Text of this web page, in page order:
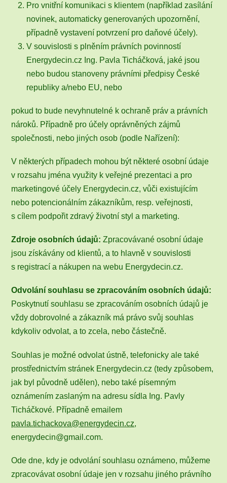
Pro vnitřní komunikaci s klientem (například zasílání
novinek, automaticky generovaných upozornění,
případně vystavení potvrzení pro daňové účely).
V souvislosti s plněním právních povinností
Energydecin.cz Ing. Pavla Ticháčková, jaké jsou
nebo budou stanoveny právními předpisy České
republiky a/nebo EU, nebo
pokud to bude nevyhnutelné k ochraně práv a právních
nároků. Případně pro účely oprávněných zájmů
společnosti, nebo jiných osob (podle Nařízení):
V některých případech mohou být některé osobní údaje
v rozsahu jména využity k veřejné prezentaci a pro
marketingové účely Energydecin.cz, vůči existujícím
nebo potencionálním zákazníkům, resp. veřejnosti,
s cílem podpořit zdravý životní styl a marketing.
Zdroje osobních údajů: Zpracovávané osobní údaje
jsou získávány od klientů, a to hlavně v souvislosti
s registrací a nákupen na webu Energydecin.cz.
Odvolání souhlasu se zpracováním osobních údajů:
Poskytnutí souhlasu se zpracováním osobních údajů je
vždy dobrovolné a zákazník má právo svůj souhlas
kdykoliv odvolat, a to zcela, nebo částečně.
Souhlas je možné odvolat ústně, telefonicky ale také
prostřednictvím stránek Energydecin.cz (tedy způsobem,
jak byl původně udělen), nebo také písemným
oznámením zaslaným na adresu sídla Ing. Pavly
Ticháčkové. Případně emailem
pavla.tichackova@energydecin.cz,
energydecin@gmail.com.
Ode dne, kdy je odvolání souhlasu oznámeno, můžeme
zpracovávat osobní údaje jen v rozsahu jiného právního